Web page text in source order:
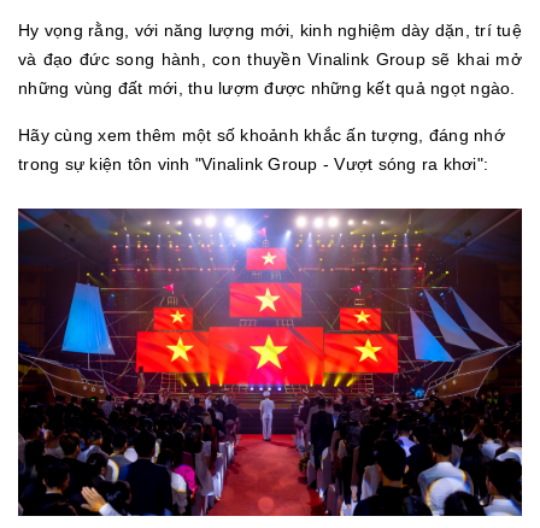
Hy vọng rằng, với năng lượng mới, kinh nghiệm dày dặn, trí tuệ
và đạo đức song hành, con thuyền Vinalink Group sẽ khai mở
những vùng đất mới, thu lượm được những kết quả ngọt ngào.
Hãy cùng xem thêm một số khoảnh khắc ấn tượng, đáng nhớ
trong sự kiện tôn vinh "Vinalink Group - Vượt sóng ra khơi":